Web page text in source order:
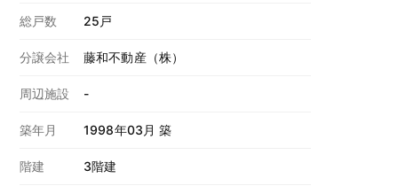
総戸数 25戸
分譲会社 藤和不動産（株）
周辺施設 -
築年月 1998年03月 築
階建 3階建